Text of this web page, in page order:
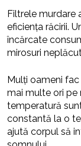
Filtrele murdare
eficiența răcirii.
încărcate
mirosuri
Mulți oameni
mai multe ori pe
temperatură
constantă la o
ajută corpul să